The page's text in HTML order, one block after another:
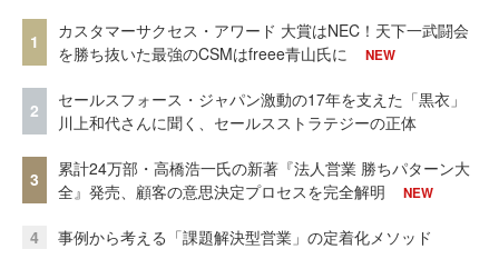
1
カスタマーサクセス・アワード 大賞はNEC！天下一武闘会
を勝ち抜いた最強のCSMはfreee青山氏に
NEW
2
セールスフォース・ジャパン激動の17年を支えた「黒衣」
川上和代さんに聞く、セールスストラテジーの正体
3
累計24万部・高橋浩一氏の新著『法人営業 勝ちパターン大
全』発売、顧客の意思決定プロセスを完全解明
NEW
4 事例から考える「課題解決型営業」の定着化メソッド